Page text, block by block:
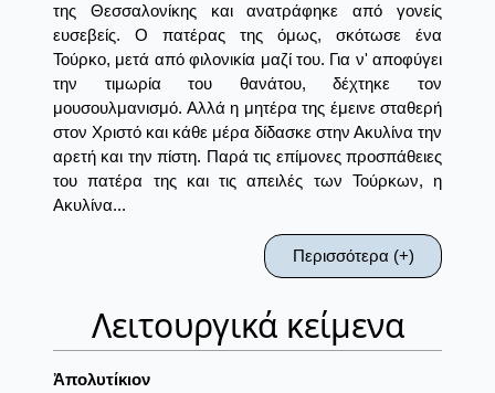
της Θεσσαλονίκης και ανατράφηκε από γονείς
ευσεβείς. Ο πατέρας της όμως, σκότωσε ένα
Τούρκο, μετά από φιλονικία μαζί του. Για ν' αποφύγει
την τιμωρία του θανάτου, δέχτηκε τον
μουσουλμανισμό. Αλλά η μητέρα της έμεινε σταθερή
στον Χριστό και κάθε μέρα δίδασκε στην Ακυλίνα την
αρετή και την πίστη. Παρά τις επίμονες προσπάθειες
του πατέρα της και τις απειλές των Τούρκων, η
Ακυλίνα...
Περισσότερα (+)
Λειτουργικά κείμενα
Ἀπολυτίκιον